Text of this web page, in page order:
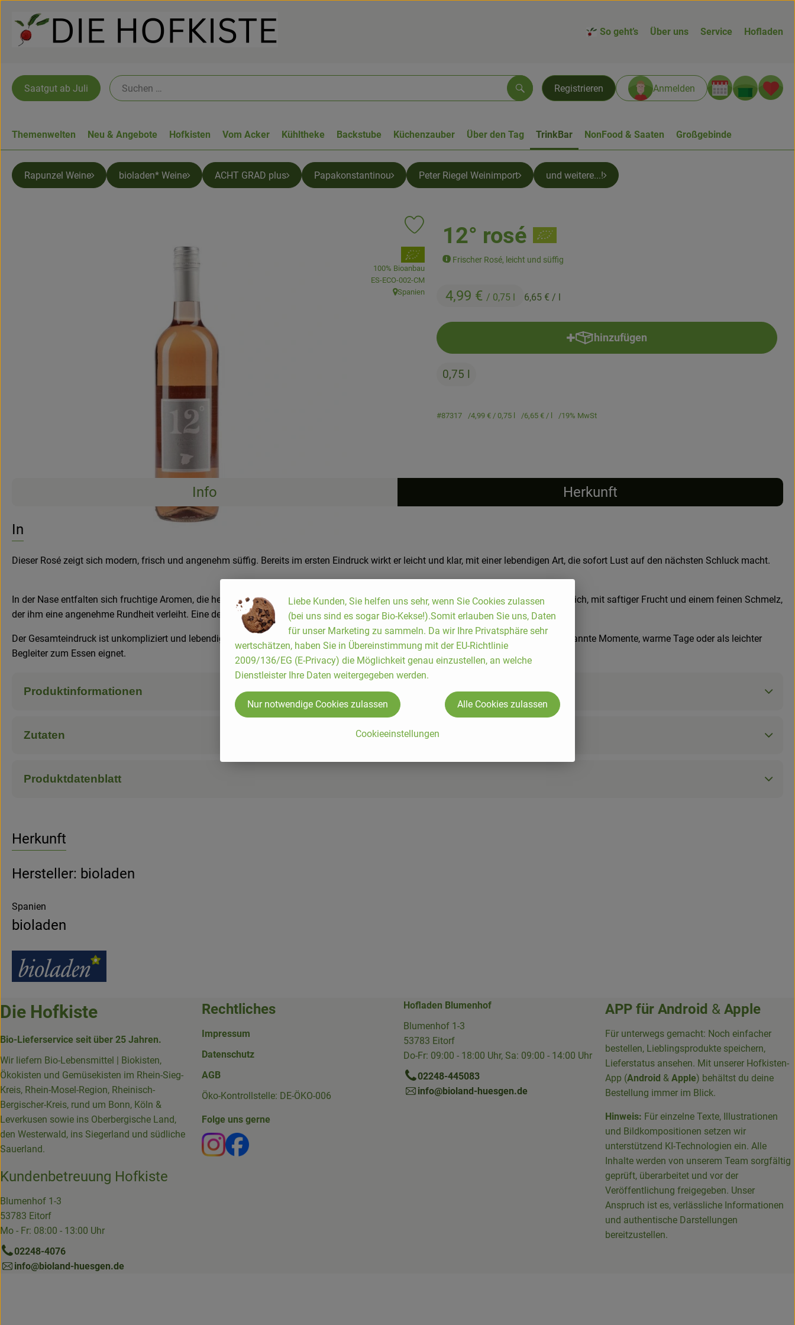
So geht’s Über uns Service Hofladen
Registrieren Anmelden
Suchen
Saatgut ab Juli
Themenwelten Neu & Angebote Hofkisten Vom Acker Kühltheke Backstube Küchenzauber Über den Tag TrinkBar NonFood & Saaten Großgebinde
Rapunzel Weine bioladen* Weine ACHT GRAD plus Papakonstantinou Peter Riegel Weinimport und weitere...!
12° rosé
Frischer Rosé, leicht und süffig
4,99 € / 0,75 l 6,65 € / l
Produkt zu Favouriten hinzufügen
, Verband:
100% Bioanbau
, Kontrollstelle:
ES-ECO-002-CM
, Herkunft:
Spanien
hinzufügen
Produkt zum Warenkorb hinzufügen
0,75 l
#87317 4,99 € / 0,75 l 6,65 € / l 19% MwSt
Info Herkunft
Info
Dieser Rosé zeigt sich modern, frisch und angenehm süffig. Bereits im ersten Eindruck wirkt er leicht und klar, mit einer lebendigen Art, die sofort Lust auf den nächsten Schluck macht.
In der Nase entfalten sich fruchtige Aromen, die hell und einladend wirken. Am Gaumen präsentiert sich der Wein frisch und weich zugleich, mit saftiger Frucht und einem feinen Schmelz,
der ihm eine angenehme Rundheit verleiht. Eine dezente Mineralität sorgt für Balance und Trinkfluss.
Der Gesamteindruck ist unkompliziert und lebendig. Ein Rosé, der jung getrunken besonders viel Freude bereitet und sich ideal für entspannte Momente, warme Tage oder als leichter
Begleiter zum Essen eignet.
Produktinformationen
Zutaten
Produktdatenblatt
Herkunft
Hersteller: bioladen
Spanien
bioladen
Die Hofkiste
Bio-Lieferservice seit über 25 Jahren.
Wir liefern Bio-Lebensmittel | Biokisten,
Ökokisten und Gemüsekisten im Rhein-Sieg-
Kreis, Rhein-Mosel-Region, Rheinisch-
Bergischer-Kreis, rund um Bonn, Köln &
Leverkusen sowie ins Oberbergische Land,
den Westerwald, ins Siegerland und südliche
Sauerland.
Kundenbetreuung Hofkiste
Blumenhof 1-3
53783 Eitorf
Mo - Fr: 08:00 - 13:00 Uhr
02248-4076
info@bioland-huesgen.de
Rechtliches
Impressum
Datenschutz
AGB
Öko-Kontrollstelle: DE-ÖKO-006
Folge uns gerne
Externer Link zu https://www.instagram.com/die.hofkiste/
Externer Link zu https://www.facebook.com/p/Die-Hofkiste-Rhein-Sieg-Kreis-100094715007395/
Hofladen Blumenhof
Blumenhof 1-3
53783 Eitorf
Do-Fr: 09:00 - 18:00 Uhr, Sa: 09:00 - 14:00 Uhr
02248-445083
info@bioland-huesgen.de
APP für Android & Apple
Für unterwegs gemacht: Noch einfacher
bestellen, Lieblingsprodukte speichern,
Lieferstatus ansehen. Mit unserer Hofkisten-
App (Android & Apple) behältst du deine
Bestellung immer im Blick.
Hinweis: Für einzelne Texte, Illustrationen
und Bildkompositionen setzen wir
unterstützend KI-Technologien ein. Alle
Inhalte werden von unserem Team sorgfältig
geprüft, überarbeitet und vor der
Veröffentlichung freigegeben. Unser
Anspruch ist es, verlässliche Informationen
und authentische Darstellungen
bereitzustellen.
Liebe Kunden, Sie helfen uns sehr, wenn Sie Cookies zulassen
(bei uns sind es sogar Bio-Kekse!).Somit erlauben Sie uns, Daten
für unser Marketing zu sammeln. Da wir Ihre Privatsphäre sehr
wertschätzen, haben Sie in Übereinstimmung mit der EU-Richtlinie
2009/136/EG (E-Privacy) die Möglichkeit genau einzustellen, an welche
Dienstleister Ihre Daten weitergegeben werden.
Cookieeinstellungen
Nur notwendige Cookies zulassen Alle Cookies zulassen